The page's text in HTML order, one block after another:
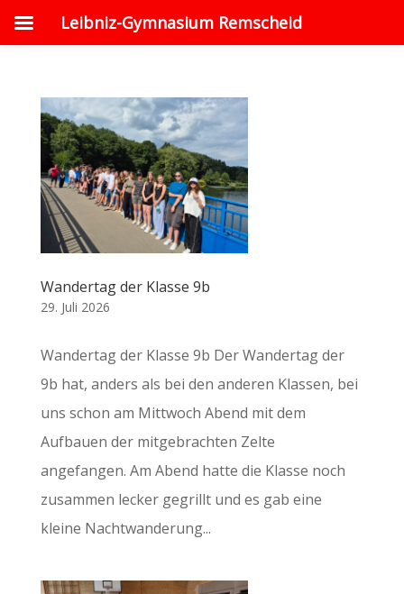
Wandertag der Klasse 9b
29. Juli 2026
Wandertag der Klasse 9b ​Der Wandertag der
9b hat, anders als bei den anderen Klassen, bei
uns schon am Mittwoch Abend mit dem
Aufbauen der mitgebrachten Zelte
angefangen. Am Abend hatte die Klasse noch
zusammen lecker gegrillt und es gab eine
kleine Nachtwanderung...
Leibniz-Gymnasium Remscheid